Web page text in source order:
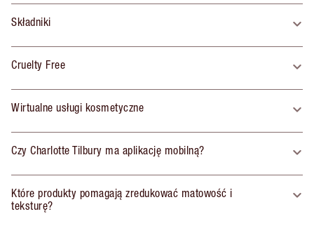
Składniki
Cruelty Free
Wirtualne usługi kosmetyczne
Czy Charlotte Tilbury ma aplikację mobilną?
Które produkty pomagają zredukować matowość i
teksturę?